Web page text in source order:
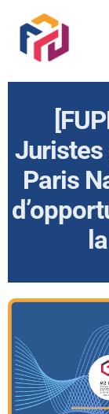
contenu
Juristes
Paris